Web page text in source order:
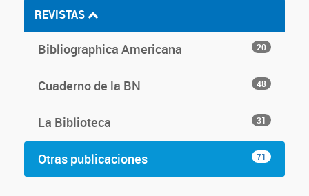
REVISTAS
Bibliographica Americana 20
Cuaderno de la BN 48
La Biblioteca 31
Otras publicaciones 71